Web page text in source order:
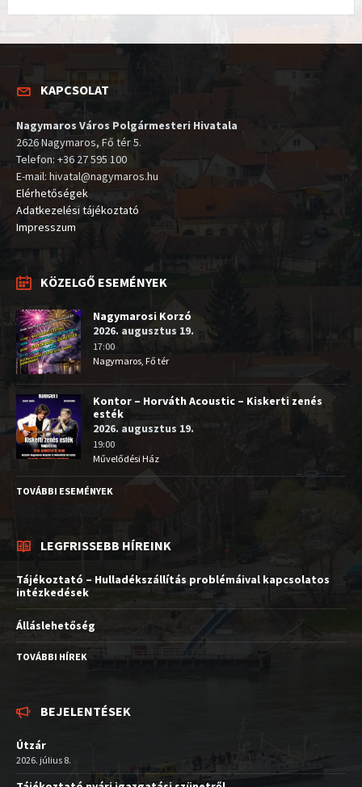
KAPCSOLAT
Nagymaros Város Polgármesteri Hivatala
2626 Nagymaros, Fő tér 5.
Telefon: +36 27 595 100
E-mail: hivatal@nagymaros.hu
Elérhetőségek
Adatkezelési tájékoztató
Impresszum
KÖZELGŐ ESEMÉNYEK
Nagymarosi Korzó
2026. augusztus 19.
17:00
Nagymaros, Fő tér
Kontor – Horváth Acoustic – Kiskerti zenés
esték
2026. augusztus 19.
19:00
Művelődési Ház
TOVÁBBI ESEMÉNYEK
LEGFRISSEBB HÍREINK
Tájékoztató – Hulladékszállítás problémáival kapcsolatos
intézkedések
Álláslehetőség
TOVÁBBI HÍREK
BEJELENTÉSEK
Útzár
2026. július 8.